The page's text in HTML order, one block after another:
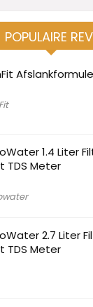
POPULAIRE
Afslankformule
1.4 Liter
TDS Meter
2.7 Liter
TDS Meter